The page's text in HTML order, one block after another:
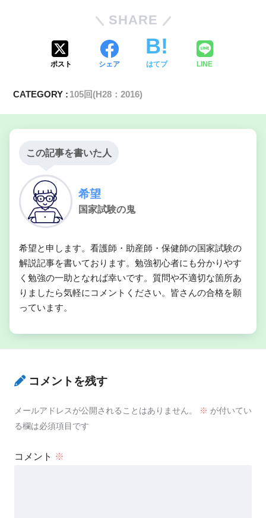
SHARE
ポスト シェア はてブ LINE
CATEGORY : 105回(H28：2016)
この記事を書いた人
希望
国家試験の鬼
希望と申します。看護師・助産師・保健師の国家試験の
解説記事を書いております。勉強初心者にも分かりやす
く勉強の一助となれば幸いです。質問や不適切な箇所あ
りましたら気軽にコメントください。皆さんの合格を願
っています。
コメントを残す
メールアドレスが公開されることはありません。 ※ が付いてい
る欄は必須項目です
コメント ※